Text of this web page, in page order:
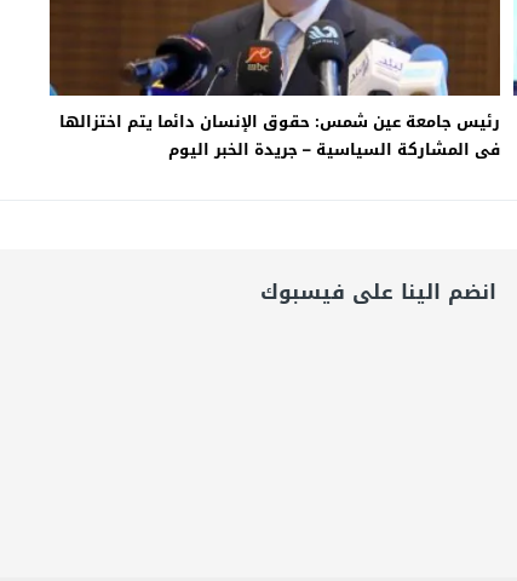
رئيس جامعة عين شمس: حقوق الإنسان دائما يتم اختزالها
فى المشاركة السياسية – جريدة الخبر اليوم
انضم الينا على فيسبوك